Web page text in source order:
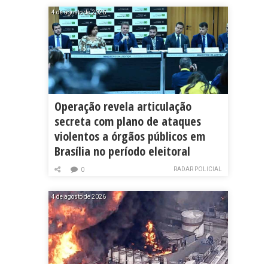
4 de agosto de 2026
Operação revela articulação
secreta com plano de ataques
violentos a órgãos públicos em
Brasília no período eleitoral
RADAR POLICIAL
0
4 de agosto de 2026